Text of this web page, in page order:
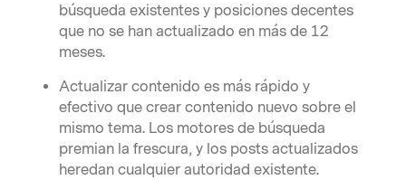
búsqueda existentes y posiciones decentes
que no se han actualizado en más de 12
meses.
Actualizar contenido es más rápido y
efectivo que crear contenido nuevo sobre el
mismo tema. Los motores de búsqueda
premian la frescura, y los posts actualizados
heredan cualquier autoridad existente.